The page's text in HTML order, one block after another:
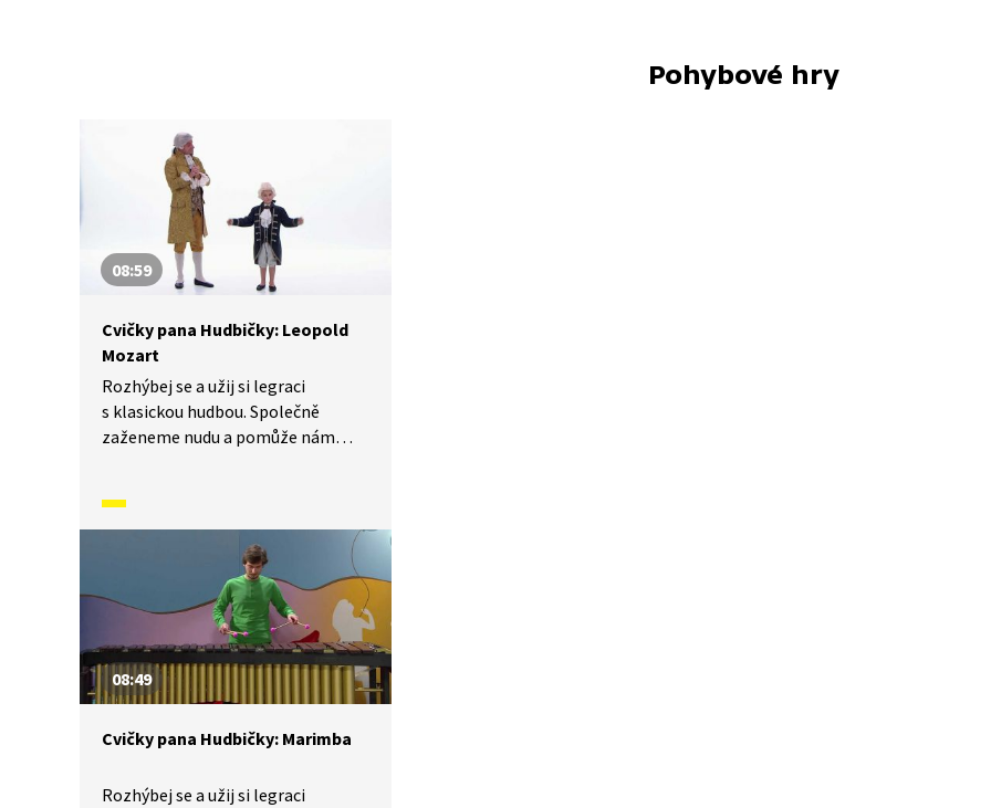
Pohybové hry
08:59
Cvičky pana Hudbičky: Leopold
Mozart
Rozhýbej se a užij si legraci
s klasickou hudbou. Společně
zaženeme nudu a pomůže nám
08:49
Cvičky pana Hudbičky: Marimba
Rozhýbej se a užij si legraci